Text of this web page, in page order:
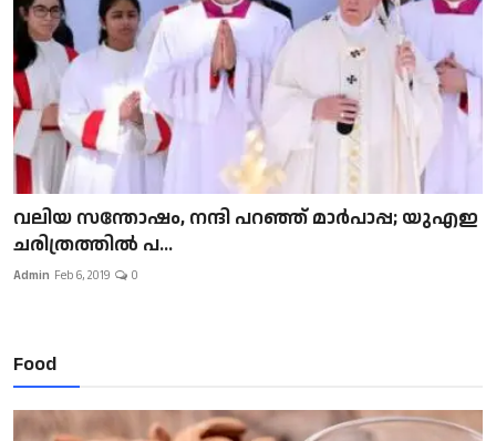
വലിയ സന്തോഷം, നന്ദി പറഞ്ഞ് മാർപാപ്പ; യുഎഇ
ചരിത്രത്തിൽ പ...
Admin Feb 6, 2019 0
Food